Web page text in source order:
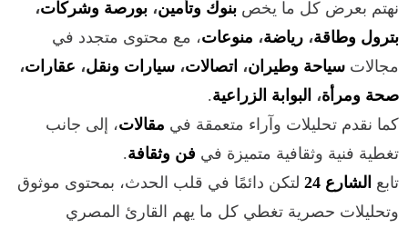
نهتم بعرض كل ما يخص بنوك وتأمين، بورصة وشركات،
بترول وطاقة، رياضة، منوعات، مع محتوى متجدد في
مجالات سياحة وطيران، اتصالات، سيارات ونقل، عقارات،
صحة ومرأة، البوابة الزراعية.
كما نقدم تحليلات وآراء متعمقة في مقالات، إلى جانب
تغطية فنية وثقافية متميزة في فن وثقافة.
تابع الشارع 24
لتكن دائمًا في قلب الحدث، بمحتوى موثوق
وتحليلات حصرية تغطي كل ما يهم القارئ المصري